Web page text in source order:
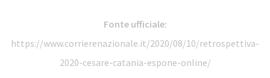
Fonte ufficiale:
https://www.corrierenazionale.it/2020/08/10/retrospettiva-
2020-cesare-catania-espone-online/